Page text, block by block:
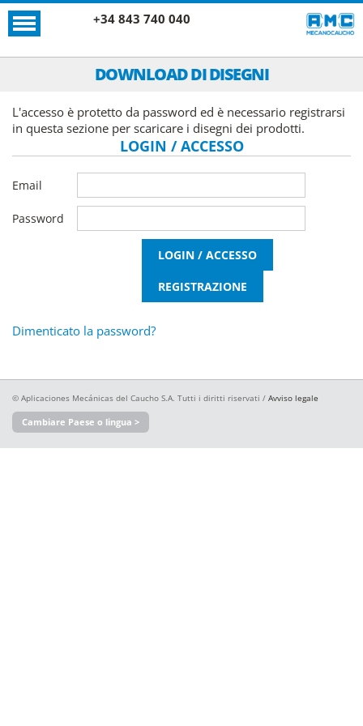
+34 843 740 040
DOWNLOAD DI DISEGNI
L'accesso è protetto da password ed è necessario registrarsi
in questa sezione per scaricare i disegni dei prodotti.
LOGIN / ACCESSO
Email
Password
Dimenticato la password?
© Aplicaciones Mecánicas del Caucho S.A. Tutti i diritti riservati / Avviso legale
Cambiare Paese o lingua >